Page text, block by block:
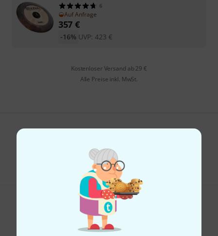
6
Auf Anfrage
357 €
UVP: 423 €
-16%
Kostenloser Versand ab 29 €
Alle Preise inkl. MwSt.
Hilfe & Feedback